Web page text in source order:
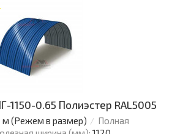
1150-0.65 Полиэстер RAL5005
м (Режем в размер)
Полная